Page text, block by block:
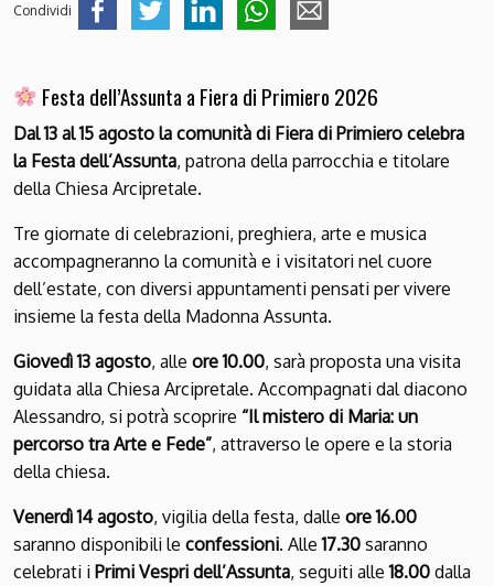
Condividi
Festa dell’Assunta a Fiera di Primiero 2026
Dal 13 al 15 agosto la comunità di Fiera di Primiero celebra
la Festa dell’Assunta, patrona della parrocchia e titolare
della Chiesa Arcipretale.
Tre giornate di celebrazioni, preghiera, arte e musica
accompagneranno la comunità e i visitatori nel cuore
dell’estate, con diversi appuntamenti pensati per vivere
insieme la festa della Madonna Assunta.
Giovedì 13 agosto, alle ore 10.00, sarà proposta una visita
guidata alla Chiesa Arcipretale. Accompagnati dal diacono
Alessandro, si potrà scoprire “Il mistero di Maria: un
percorso tra Arte e Fede”, attraverso le opere e la storia
della chiesa.
Venerdì 14 agosto, vigilia della festa, dalle ore 16.00
saranno disponibili le confessioni. Alle17.30 saranno
celebrati i Primi Vespri dell’Assunta, seguiti alle18.00 dalla